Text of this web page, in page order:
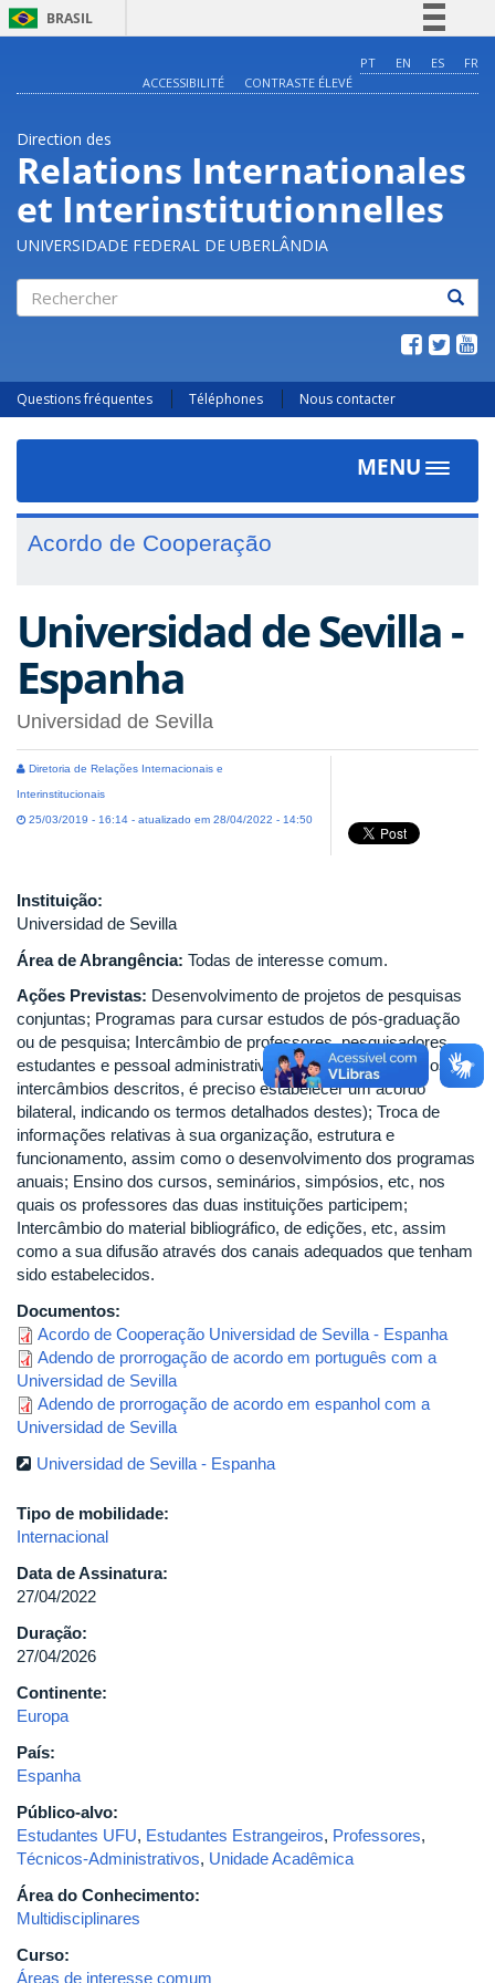
BRASIL
Comunica BR
Acesso à informação
Legislação
Canais
PT EN ES
FR
ACCESSIBILITÉ
CONTRASTE ÉLEVÉ
Direction des
Relations Internationales
et Interinstitutionnelles
UNIVERSIDADE FEDERAL DE UBERLÂNDIA
Questions fréquentes Téléphones Nous contacter
MENU
Toggle
Acordo de Cooperação
Universidad de Sevilla -
Espanha
Universidad de Sevilla
Diretoria de Relações Internacionais e
Interinstitucionais
25/03/2019 - 16:14 - atualizado em 28/04/2022 - 14:50
Instituição:
Universidad de Sevilla
Área de Abrangência: Todas de interesse comum.
Ações Previstas: Desenvolvimento de projetos de pesquisas
conjuntas; Programas para cursar estudos de pós-graduação
ou de pesquisa; Intercâmbio de professores, pesquisadores,
estudantes e pessoal administrativo (para pôr em prática os
intercâmbios descritos, é preciso estabelecer um acordo
bilateral, indicando os termos detalhados destes); Troca de
informações relativas à sua organização, estrutura e
funcionamento, assim como o desenvolvimento dos programas
anuais; Ensino dos cursos, seminários, simpósios, etc, nos
quais os professores das duas instituições participem;
Intercâmbio do material bibliográfico, de edições, etc, assim
como a sua difusão através dos canais adequados que tenham
sido estabelecidos.
Documentos:
Acordo de Cooperação Universidad de Sevilla - Espanha
Adendo de prorrogação de acordo em português com a
Universidad de Sevilla
Adendo de prorrogação de acordo em espanhol com a
Universidad de Sevilla
Universidad de Sevilla - Espanha
Tipo de mobilidade:
Internacional
Data de Assinatura:
27/04/2022
Duração:
27/04/2026
Continente:
Europa
País:
Espanha
Público-alvo:
Estudantes UFU, Estudantes Estrangeiros, Professores,
Técnicos-Administrativos, Unidade Acadêmica
Área do Conhecimento:
Multidisciplinares
Curso:
Áreas de interesse comum